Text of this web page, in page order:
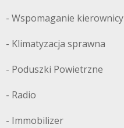
- Wspomaganie kierownicy
- Klimatyzacja sprawna
- Poduszki Powietrzne
- Radio
- Immobilizer